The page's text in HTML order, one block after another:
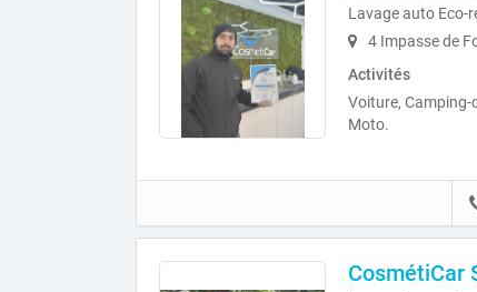
Lavage auto Eco-
4 Impasse de
Activités
Voiture, Camping-
Moto.
CosmétiCar